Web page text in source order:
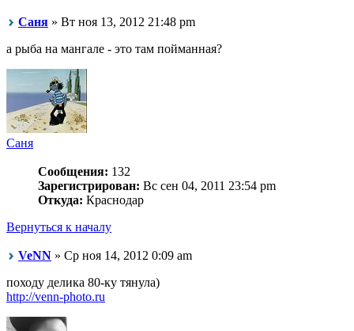
Саня » Вт ноя 13, 2012 21:48 pm
а рыба на мангале - это там пойманная?
Саня
Сообщения: 132
Зарегистрирован: Вс сен 04, 2011 23:54 pm
Откуда: Краснодар
Вернуться к началу
VeNN » Ср ноя 14, 2012 0:09 am
походу делика 80-ку тянула)
http://venn-photo.ru